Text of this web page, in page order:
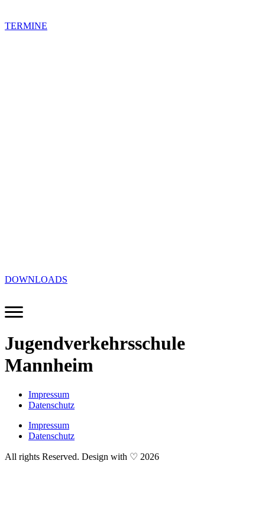
TERMINE
DOWNLOADS
Jugendverkehrsschule
Mannheim
Impressum
Datenschutz
Impressum
Datenschutz
All rights Reserved. Design with ♡ 2026